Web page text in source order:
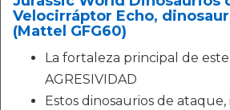
Velocirráptor Echo,
(Mattel GFG60)
La fortaleza principal de
AGRESIVIDAD
Estos dinosaurios de